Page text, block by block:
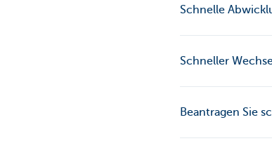
Schnelle
Schneller
Beantragen Sie